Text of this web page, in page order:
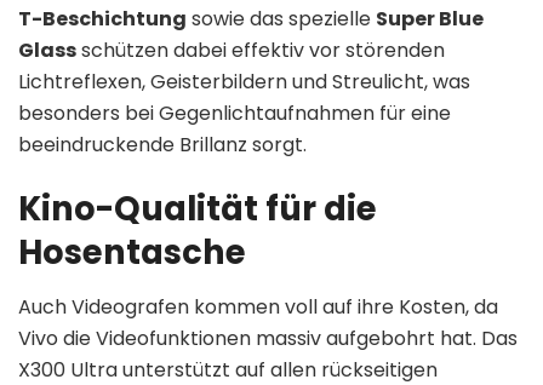
T-Beschichtung sowie das spezielle Super Blue
Glassschützen dabei effektiv vor störenden
Lichtreflexen, Geisterbildern und Streulicht, was
besonders bei Gegenlichtaufnahmen für eine
beeindruckende Brillanz sorgt.
Kino-Qualität für die
Hosentasche
Auch Videografen kommen voll auf ihre Kosten, da
Vivo die Videofunktionen massiv aufgebohrt hat. Das
X300 Ultra unterstützt auf allen rückseitigen